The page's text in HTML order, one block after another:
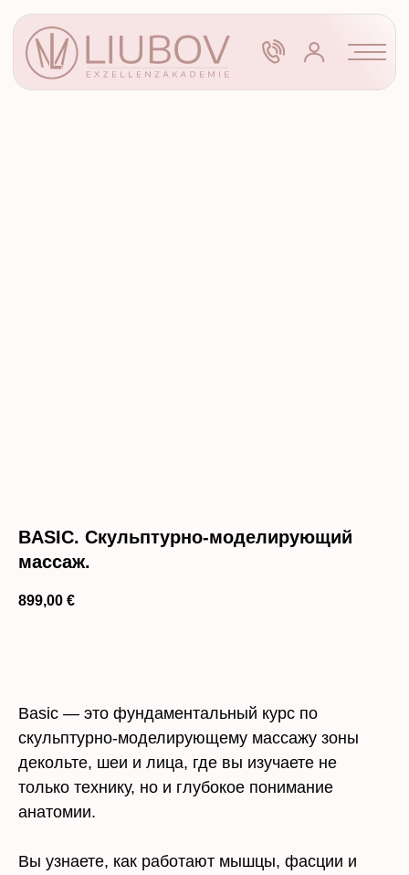
BASIC. Скульптурно-моделирующий
массаж.
899,00 €
Basic — это фундаментальный курс по
скульптурно-моделирующему массажу зоны
декольте, шеи и лица, где вы изучаете не
только технику, но и глубокое понимание
анатомии.
Вы узнаете, как работают мышцы, фасции и